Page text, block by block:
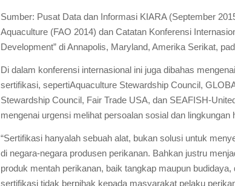
Sumber: Pusat Data dan Informasi KIARA (September
Aquaculture (FAO 2014) dan Catatan Konferensi
Development” di Annapolis, Maryland, Amerika Serikat,
Di dalam konferensi internasional ini juga dibahas
sertifikasi, sepertiAquaculture Stewardship Council,
Stewardship Council, Fair Trade USA, dan SEAFISH-
mengenai urgensi melihat persoalan sosial dan lingkungan
“Sertifikasi hanyalah sebuah alat, bukan solusi untuk
di negara-negara produsen perikanan. Bahkan justru
produk mentah perikanan, baik tangkap maupun
sertifikasi tidak berpihak kepada masyarakat pelaku